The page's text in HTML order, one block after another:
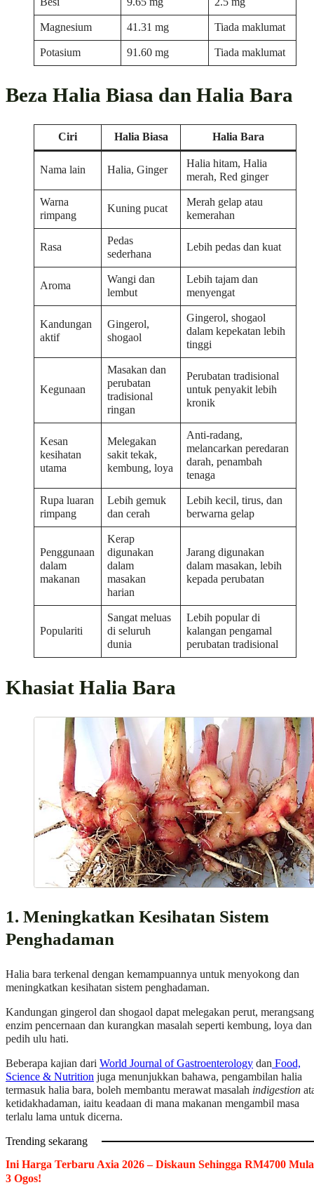
Magnesium
41.31 mg
Tiada maklumat
Potasium
91.60 mg Tiada maklumat
Beza Halia Biasa dan Halia Bara
Ciri Halia Biasa Halia Bara
Nama lain Halia, Ginger
Halia hitam, Halia
merah, Red ginger
Warna
rimpang
Kuning pucat
Merah gelap atau
kemerahan
Rasa
Pedas
sederhana
Lebih pedas dan kuat
Aroma
Wangi dan
lembut
Lebih tajam dan
menyengat
Kandungan
aktif
Gingerol,
shogaol
Gingerol, shogaol
dalam kepekatan lebih
tinggi
Kegunaan
Masakan dan
perubatan
tradisional
ringan
Perubatan tradisional
untuk penyakit lebih
kronik
Kesan
kesihatan
utama
Melegakan
sakit tekak,
kembung, loya
Anti-radang,
melancarkan peredaran
darah, penambah
tenaga
Rupa luaran
rimpang
Lebih gemuk
dan cerah
Lebih kecil, tirus, dan
berwarna gelap
Penggunaan
dalam
makanan
Kerap
digunakan
dalam
masakan
harian
Jarang digunakan
dalam masakan, lebih
kepada perubatan
Populariti
Sangat meluas
di seluruh
dunia
Lebih popular di
kalangan pengamal
perubatan tradisional
Khasiat Halia Bara
1. Meningkatkan Kesihatan Sistem
Penghadaman
Halia bara terkenal dengan kemampuannya untuk menyokong dan
meningkatkan kesihatan sistem penghadaman.
Kandungan gingerol dan shogaol dapat melegakan perut, merangsang
enzim pencernaan dan kurangkan masalah seperti kembung, loya dan
pedih ulu hati.
Beberapa kajian dari World Journal of Gastroenterology dan Food,
Science & Nutrition juga menunjukkan bahawa, pengambilan halia
termasuk halia bara, boleh membantu merawat masalah indigestion
ketidakhadaman, iaitu keadaan di mana makanan mengambil masa
terlalu lama untuk dicerna.
Trending sekarang
Ini Harga Terbaru Axia 2026 – Diskaun Sehingga RM4700
3 Ogos!